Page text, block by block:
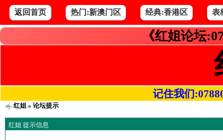
返回首页 热门:新澳门区 经典:香港区 表
《红姐论坛
记住我们
红姐» 论坛提示
红姐 提示信息